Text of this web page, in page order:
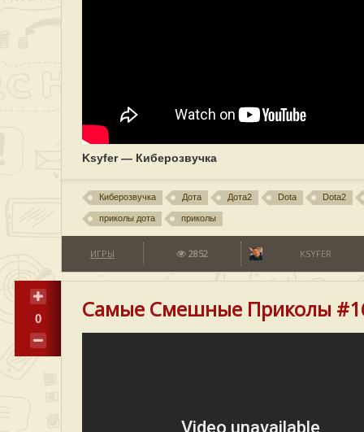
Ksyfer — Киберозвучка
Киберозвучка Дота Дота2 Dota Dota2
приколы дота приколы
ИГРЫ 2852 KSYFER
0 Самые Смешные Приколы